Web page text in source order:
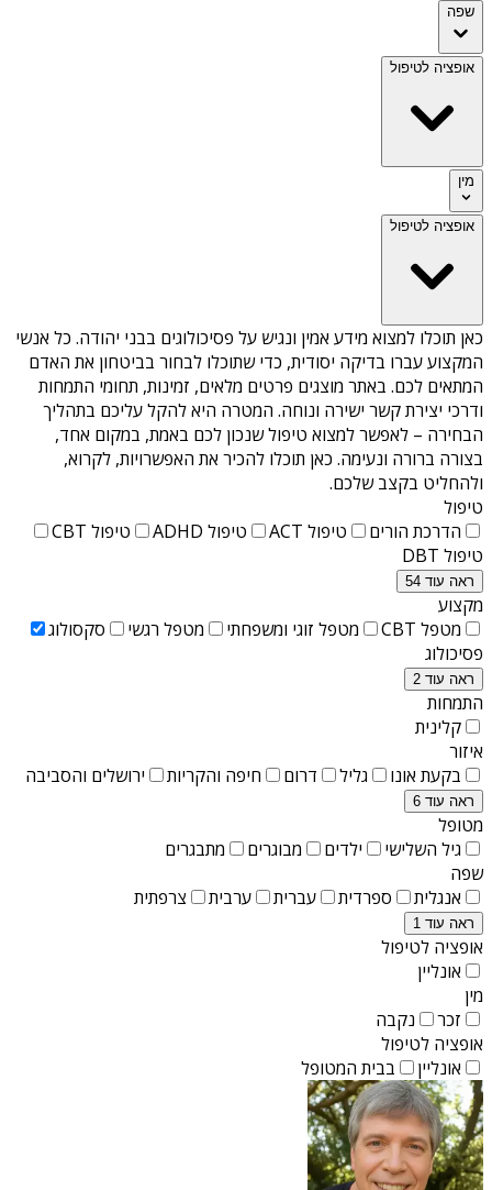
שפה
אופציה לטיפול
מין
אופציה לטיפול
כאן תוכלו למצוא מידע אמין ונגיש על פסיכולוגים בבני יהודה. כל אנשי
המקצוע עברו בדיקה יסודית, כדי שתוכלו לבחור בביטחון את האדם
המתאים לכם. באתר מוצגים פרטים מלאים, זמינות, תחומי התמחות
ודרכי יצירת קשר ישירה ונוחה. המטרה היא להקל עליכם בתהליך
הבחירה – לאפשר למצוא טיפול שנכון לכם באמת, במקום אחד,
בצורה ברורה ונעימה. כאן תוכלו להכיר את האפשרויות, לקרוא,
ולהחליט בקצב שלכם.
טיפול
הדרכת הורים
טיפול ACT טיפול ADHD
טיפול CBT
טיפול DBT
ראה עוד 54
מקצוע
מטפל CBT
מטפל זוגי ומשפחתי מטפל רגשי
סקסולוג
פסיכולוג
ראה עוד 2
התמחות
קלינית
איזור
בקעת אונו
גליל דרום חיפה והקריות ירושלים והסביבה
ראה עוד 6
מטופל
גיל השלישי
ילדים מבוגרים
מתבגרים
שפה
אנגלית
ספרדית עברית ערבית צרפתית
ראה עוד 1
אופציה לטיפול
אונליין
מין
זכר
נקבה
אופציה לטיפול
אונליין
בבית המטופל